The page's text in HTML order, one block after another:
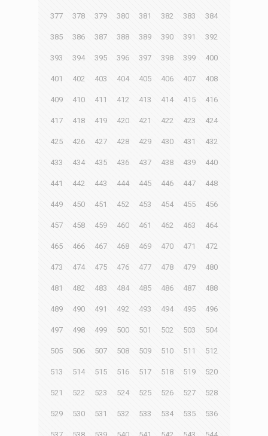
377 378 379 380 381 382 383 384
385 386 387 388 389 390 391 392
393 394 395 396 397 398 399 400
401 402 403 404 405 406 407 408
409 410 411 412 413 414 415 416
417 418 419 420 421 422 423 424
425 426 427 428 429 430 431 432
433 434 435 436 437 438 439 440
441 442 443 444 445 446 447 448
449 450 451 452 453 454 455 456
457 458 459 460 461 462 463 464
465 466 467 468 469 470 471 472
473 474 475 476 477 478 479 480
481 482 483 484 485 486 487 488
489 490 491 492 493 494 495 496
497 498 499 500 501 502 503 504
505 506 507 508 509 510 511 512
513 514 515 516 517 518 519 520
521 522 523 524 525 526 527 528
529 530 531 532 533 534 535 536